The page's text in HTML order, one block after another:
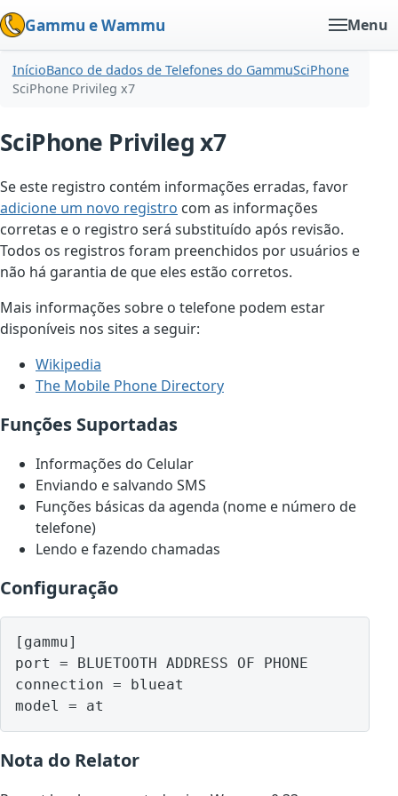
Gammu e Wammu Menu
InícioBanco de dados de Telefones do GammuSciPhone
SciPhone Privileg x7
SciPhone Privileg x7
Se este registro contém informações erradas, favor
adicione um novo registro com as informações
corretas e o registro será substituído após revisão.
Todos os registros foram preenchidos por usuários e
não há garantia de que eles estão corretos.
Mais informações sobre o telefone podem estar
disponíveis nos sites a seguir:
Wikipedia
The Mobile Phone Directory
Funções Suportadas
Informações do Celular
Enviando e salvando SMS
Funções básicas da agenda (nome e número de
telefone)
Lendo e fazendo chamadas
Configuração
[gammu]
port = BLUETOOTH ADDRESS OF PHONE
connection = blueat
model = at
Nota do Relator